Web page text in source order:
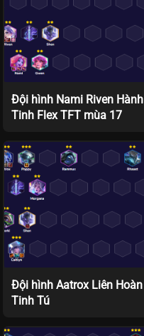
Đội hình Nami Riven Hành
Tinh Flex TFT mùa 17
Đội hình Aatrox Liên Hoàn
Tinh Tú